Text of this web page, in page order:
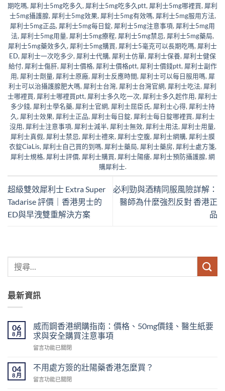
期吃嗎, 犀利士5mg吃多久, 犀利士5mg吃多久ptt, 犀利士5mg哪裡買, 犀利
士5mg攝護腺, 犀利士5mg效果, 犀利士5mg有效嗎, 犀利士5mg服用方法,
犀利士5mg正品, 犀利士5mg每日錠, 犀利士5mg注意事項, 犀利士5mg用
法, 犀利士5mg用量, 犀利士5mg療程, 犀利士5mg禁忌, 犀利士5mg藥局,
犀利士5mg藥效多久, 犀利士5mg購買, 犀利士5毫克可以長期吃嗎, 犀利士
ED, 犀利士一次吃多少, 犀利士代購, 犀利士仿單, 犀利士保養, 犀利士健保
給付, 犀利士傷肝, 犀利士價格, 犀利士價格ptt, 犀利士價錢ptt, 犀利士副作
用, 犀利士劑量, 犀利士原廠, 犀利士反應時間, 犀利士可以每日服用嗎, 犀
利士可以治攝護腺肥大嗎, 犀利士台灣, 犀利士台灣官網, 犀利士吃法, 犀利
士哪裡買, 犀利士哪裡買ptt, 犀利士多久吃一次, 犀利士多久起作用, 犀利士
多少錢, 犀利士學名藥, 犀利士官網, 犀利士屈臣氏, 犀利士心得, 犀利士持
久, 犀利士效果, 犀利士正品, 犀利士每日錠, 犀利士每日錠哪裡買, 犀利士
沒用, 犀利士注意事項, 犀利士減半, 犀利士無效, 犀利士用法, 犀利士用量,
犀利士真假, 犀利士禁忌, 犀利士禮來, 犀利士空腹, 犀利士網購, 犀利士膜
衣錠CiaLis, 犀利士自己買的到嗎, 犀利士藥局, 犀利士藥房, 犀利士處方箋,
犀利士規格, 犀利士評價, 犀利士購買, 犀利士陽痿, 犀利士預防攝護腺, 網
購犀利士.
超級雙效犀利士 Extra Super
Tadarise 評價｜香港男士的
ED與早洩雙重解決方案
必利勁與酒精同服風險詳解：
醫師為什麼強烈反對 香港正
品
最新資訊
06
8 月
威而鋼香港網購指南：價格、50mg價錢、醫生紙要
求與安全購買注意事項
在
而
鋼
香
留言功能已關閉
04
8 月
不用處方簽的壯陽藥香港怎麼買？
在
留言功能已關閉